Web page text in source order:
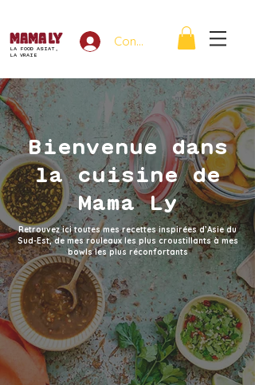
LA FOOD ASIAT,
LA VRAIE
Connexion
Bienvenue dans
la cuisine de
Mama Ly
Retrouvez ici toutes mes recettes inspirées d’Asie du
Sud-Est, de mes rouleaux les plus croustillants à mes
bowls les plus réconfortants